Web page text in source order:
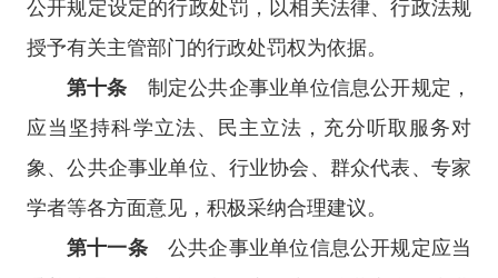
公开规定设定的行政处罚，以相关法律、行政法规
授予有关主管部门的行政处罚权为依据。
第十条 制定公共企事业单位信息公开规定，
应当坚持科学立法、民主立法，充分听取服务对
象、公共企事业单位、行业协会、群众代表、专家
学者等各方面意见，积极采纳合理建议。
第十一条公共企事业单位信息公开规定应当